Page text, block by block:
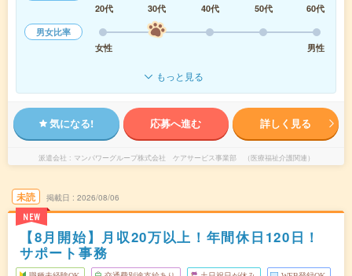
20代
30代 40代 50代
60代
男女比率
女性
男性
もっと見る
気になる! 応募へ進む 詳しく見る
派遣会社 マンパワーグループ株式会社 ケアサービス事業部 （医療福祉介護関連）
未読
NEW
掲載日 2026/08/06
【8月開始】月収20万以上！年間休日120日！
サポート事務